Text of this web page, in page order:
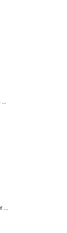
...
...